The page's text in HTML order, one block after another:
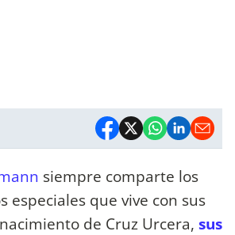
siempre comparte los
especiales que vive con sus
de Cruz Urcera, sus